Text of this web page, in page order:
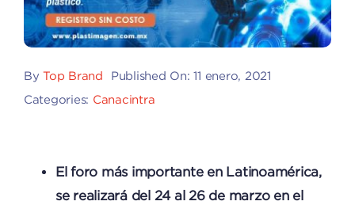
ByTop Brand
Published On: 11 enero, 2021
Categories: Canacintra
El foro más importante en Latinoamérica,
se realizará del 24 al 26 de marzo en el